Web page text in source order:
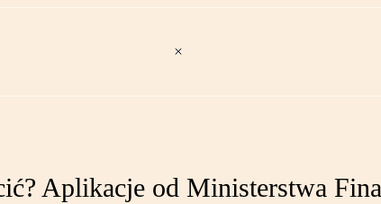
Aplikacje od Ministerstwa